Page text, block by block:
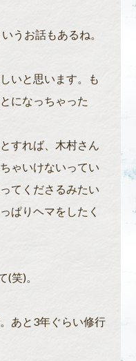
うお話もあるね。
いと思います。も
になっちゃった
すれば、木村さん
ゃいけないってい
てくださるみたい
ぱりヘマをしたく
(笑)。
あと3年ぐらい修行